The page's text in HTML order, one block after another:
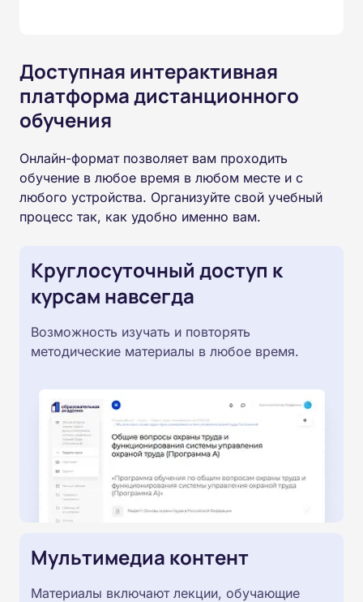
Доступная интерактивная
платформа дистанционного
обучения
Онлайн-формат позволяет вам проходить
обучение в любое время в любом месте и с
любого устройства. Организуйте свой учебный
процесс так, как удобно именно вам.
Круглосуточный доступ к
курсам навсегда
Возможность изучать и повторять
методические материалы в любое время.
Мультимедиа контент
Материалы включают лекции, обучающие